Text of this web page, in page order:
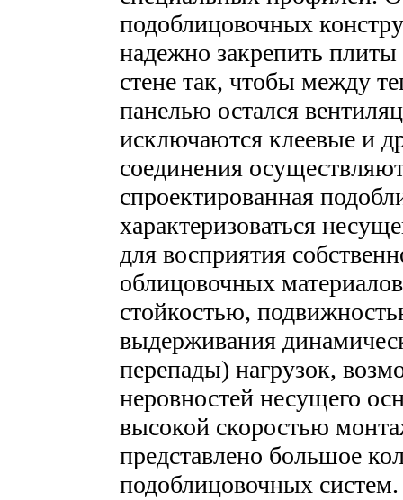
подоблицовочных
надежно закрепить
стене так, чтобы между
панелью остался
исключаются клеевые и
соединения
спроектированная
характеризоваться
для восприятия
облицовочных
стойкостью,
выдерживания
перепады) нагрузок,
неровностей несущего
высокой скоростью
представлено большое
подоблицовочных систем.